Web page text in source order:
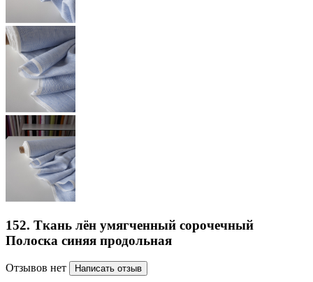
152. Ткань лён умягченный сорочечный
Полоска синяя продольная
Отзывов нет Написать отзыв